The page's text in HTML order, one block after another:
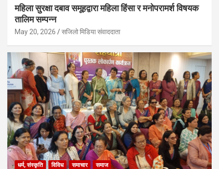
महिला सुरक्षा दबाव समूहद्वारा महिला हिंसा र मनोपरामर्श विषयक
तालिम सम्पन्न
May 20, 2026 सजिलो मिडिया संवाददाता
धर्म, संस्कृति विविध समाचार समाज